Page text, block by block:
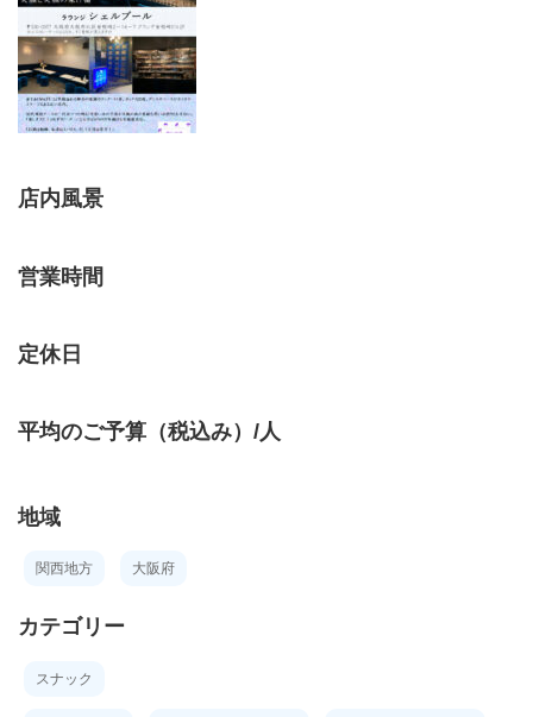
店内風景
営業時間
定休日
平均のご予算（税込み）/人
地域
関西地方 大阪府
カテゴリー
スナック